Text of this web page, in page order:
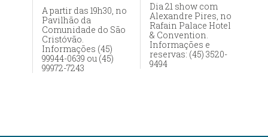
A partir das 19h30, no
Pavilhão da
Comunidade do São
Cristóvão.
Informações (45)
99944-0639 ou (45)
99972-7243
Dia 21 show com
Alexandre Pires, no
Rafain Palace Hotel
& Convention.
Informações e
reservas: (45) 3520-
9494